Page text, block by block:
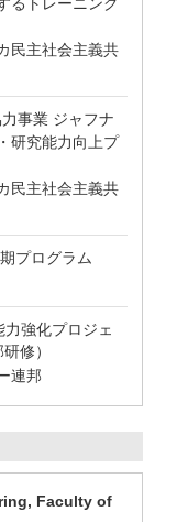
民主社会主義共
事業 ジャフナ
研究能力向上プ
民主社会主義共
プログラム
強化プロジェ
修）
連邦
Faculty of